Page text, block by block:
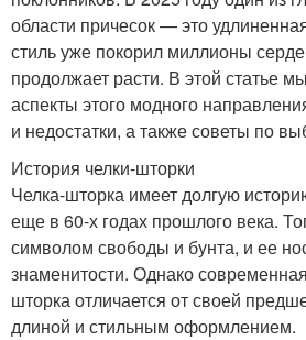
области причесок — это
стиль уже покорил миллионы
продолжает расти. В этой статье
аспекты этого модного
и недостатки, а также советы по
История челки-шторки
Челка-шторка имеет долгую
еще в 60-х годах прошлого века.
символом свободы и бунта, и ее
знаменитости. Однако
шторка отличается от своей
длиной и стильным оформлением.